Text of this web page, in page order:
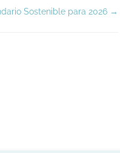
Sostenible para 2026→